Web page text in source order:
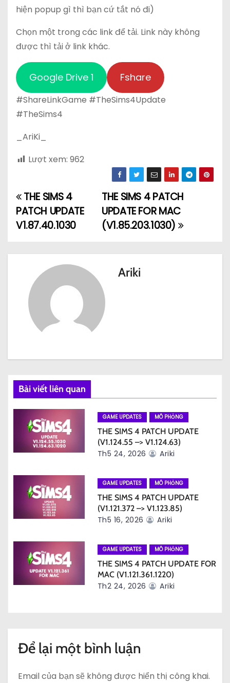
hiện popup gì thì bạn cứ tắt nó đi)
Chọn một trong các link để tải. Link này không
được thì tải ở link khác.
Google Drive 1 Fshare
#ShareLinkGame #TheSims4Update
#TheSims4
_AriKi_
Lượt xem: 962
Đ
i
b
v
i
t
THE SIMS 4 PATCH
UPDATE FOR MAC
(V1.85.203.1030)
THE SIMS 4
PATCH UPDATE
V1.87.40.1030
Ariki
Bài viết liên quan
GAME UPDATES MÔ PHỎNG
THE SIMS 4 PATCH UPDATE
(V1.124.55 –> V1.124.63)
Th5 24, 2026 Ariki
GAME UPDATES MÔ PHỎNG
THE SIMS 4 PATCH UPDATE
(V1.121.372 –> V1.123.85)
Th5 16, 2026 Ariki
GAME UPDATES MÔ PHỎNG
THE SIMS 4 PATCH UPDATE FOR
MAC (V1.121.361.1220)
Th2 24, 2026 Ariki
Để lại một bình luận
Email của bạn sẽ không được hiển thị công khai.